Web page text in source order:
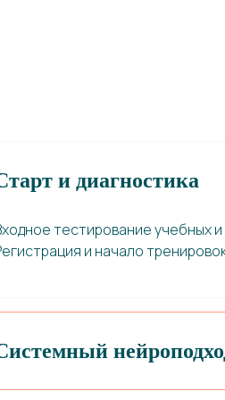
и диагностика
тестирование учебных
и начало